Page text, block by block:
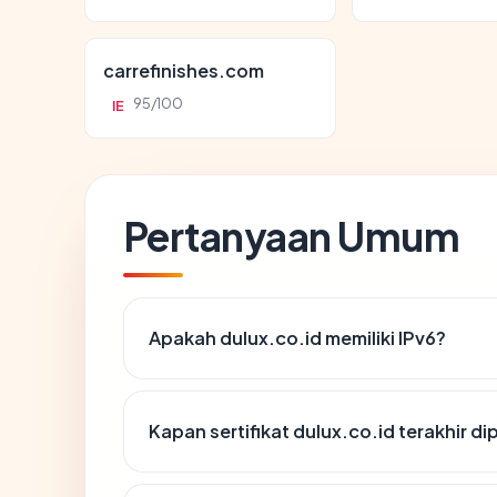
carrefinishes.com
IE 95/100
Pertanyaan Umum
Apakah dulux.co.id memiliki IPv6?
Kapan sertifikat dulux.co.id terakhir